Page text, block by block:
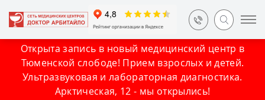
Открыта запись в новый медицинский центр в
Тюменской слободе! Прием взрослых и детей.
Ультразвуковая и лабораторная диагностика.
Арктическая, 12 - мы открылись!